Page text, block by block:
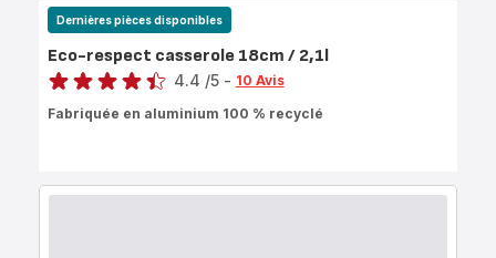
Dernières pièces disponibles
Eco-respect casserole 18cm / 2,1l
Note
4.4 /5 - 10 Avis
Fabriquée en aluminium 100 % recyclé